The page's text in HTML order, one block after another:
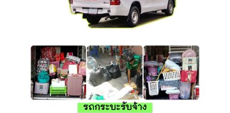
รถกระบะรับจ้าง